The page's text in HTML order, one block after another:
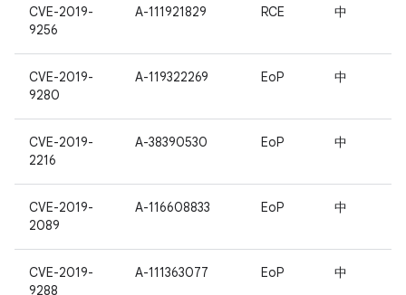
CVE-2019-
9256
A-111921829 RCE 中
CVE-2019-
9280
A-119322269 EoP 中
CVE-2019-
2216
A-38390530 EoP 中
CVE-2019-
2089
A-116608833 EoP 中
CVE-2019-
9288
A-111363077 EoP 中